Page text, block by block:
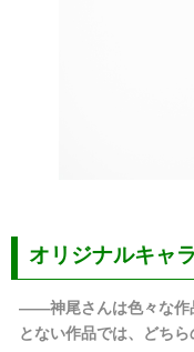
オリジナルキャ
――神尾さんは色々な作
とない作品では、どち